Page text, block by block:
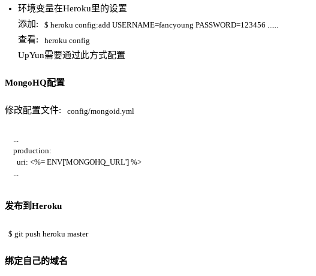
环境变量在Heroku里的设置
添加:
$ heroku config:add USERNAME=fancyoung PASSWORD=123456 ......
查看: heroku config
UpYun需要通过此方式配置
MongoHQ配置
修改配置文件: config/mongoid.yml
...
production:
  uri: <%= ENV['MONGOHQ_URL'] %>
...
发布到Heroku
$ git push heroku master
绑定自己的域名